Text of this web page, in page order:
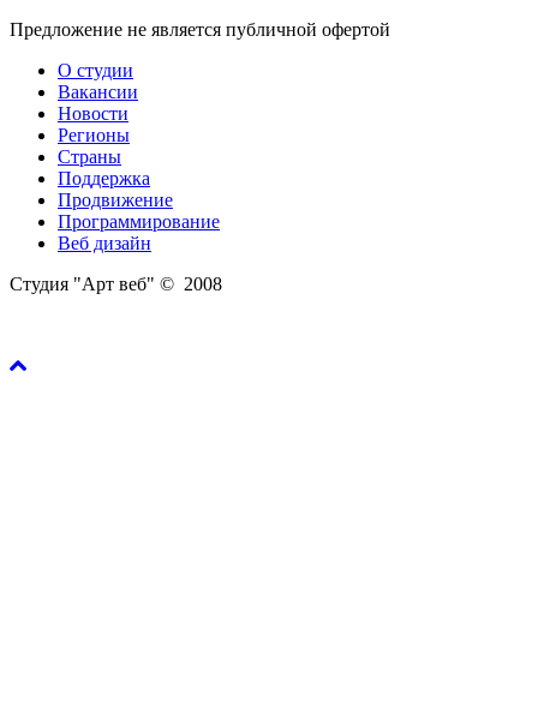
Предложение не является публичной офертой
О студии
Вакансии
Новости
Регионы
Страны
Поддержка
Продвижение
Программирование
Веб дизайн
Студия "Арт веб" © 2008